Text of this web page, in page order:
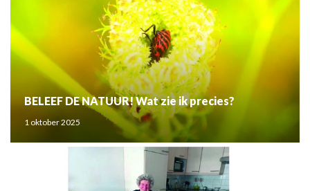
BELEEF DE NATUUR! Wat zie ik precies?
1 oktober 2025